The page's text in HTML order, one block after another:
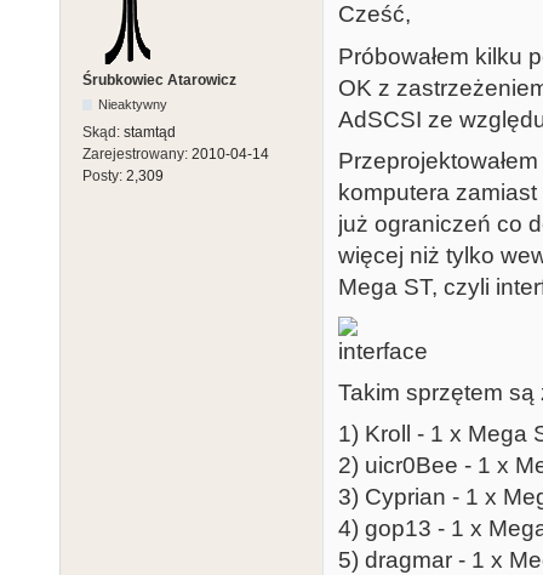
Śrubkowiec Atarowicz
Nieaktywny
Skąd: stamtąd
Zarejestrowany: 2010-04-14
Posty: 2,309
Cześć,
Próbowałem kilku
OK z
AdSCSI ze
komputera
już ograniczeń co
więcej niż tylko
Mega ST, czyli
Takim sprzętem
1) Kroll - 1 x Mega
2) uicr0Bee - 1 x
3) Cyprian - 1 x
4) gop13 - 1 x
5) dragmar - 1 x